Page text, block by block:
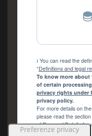
ℹ️ You can read the
“Definitions and legal
To know more
of certain
privacy rights under
privacy policy.
For more details on
please read the section
of Personal Data” of
We won’t process